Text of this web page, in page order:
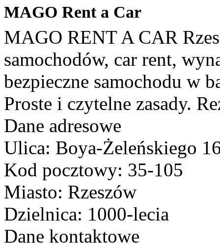
MAGO Rent a Car
MAGO RENT A CAR
samochodów, car rent,
bezpieczne samochodu w
Proste i czytelne zasady.
Dane adresowe
Ulica: Boya-Żeleńskiego
Kod pocztowy: 35-105
Miasto: Rzeszów
Dzielnica: 1000-lecia
Dane kontaktowe